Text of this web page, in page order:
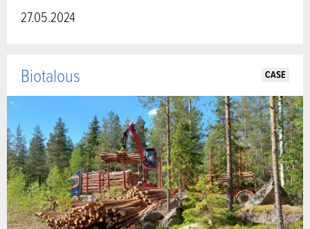
27.05.2024
Biotalous CASE